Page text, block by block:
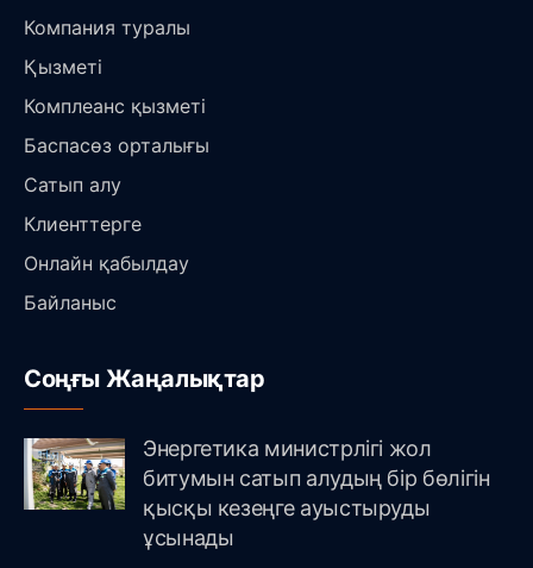
Компания туралы
Қызметі
Комплеанс қызметі
Баспасөз орталығы
Сатып алу
Клиенттерге
Онлайн қабылдау
Байланыс
Соңғы Жаңалықтар
Энергетика министрлігі жол
битумын сатып алудың бір бөлігін
қысқы кезеңге ауыстыруды
ұсынады